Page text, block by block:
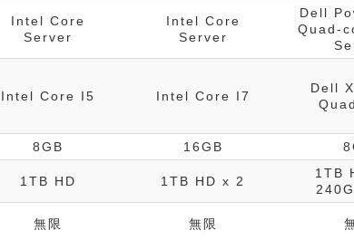
Intel Core
Server
Intel Core
Server
Dell
Quad-
Intel Core I5 Intel Core I7
Dell
8GB 16GB
1TB HD 1TB HD x 2
1TB
無限 無限